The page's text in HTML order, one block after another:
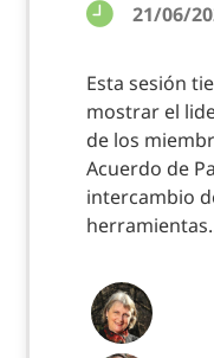
21/06/
Esta sesión
mostrar el
de los
Acuerdo de
intercambio